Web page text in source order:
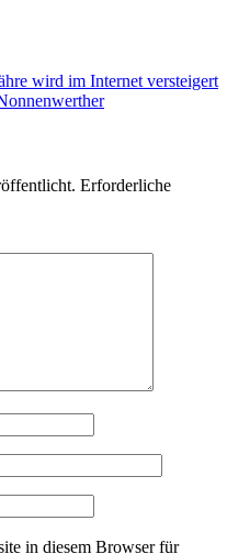
wird im Internet versteigert
Erforderliche
in diesem Browser für